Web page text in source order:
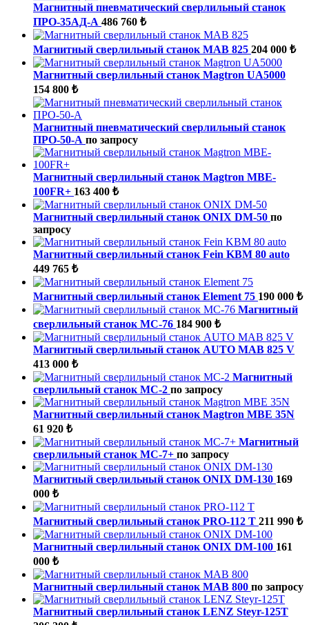
Магнитный пневматический сверлильный станок
ПРО-35АД-А 486 760 ₺
Магнитный сверлильный станок MAB 825 204 000 ₺
Магнитный сверлильный станок Magtron UA5000
154 800 ₺
Магнитный пневматический сверлильный станок
ПРО-50-А по запросу
Магнитный сверлильный станок Magtron МBE-
100FR+ 163 400 ₺
Магнитный сверлильный станок ONIX DM-50 по
запросу
Магнитный сверлильный станок Fein KBM 80 auto
449 765 ₺
Магнитный сверлильный станок Element 75 190 000 ₺
Магнитный
сверлильный станок МС-76 184 900 ₺
Магнитный сверлильный станок AUTO MAB 825 V
413 000 ₺
Магнитный
сверлильный станок МС-2 по запросу
Магнитный сверлильный станок Magtron MBE 35N
61 920 ₺
Магнитный
сверлильный станок МС-7+ по запросу
Магнитный сверлильный станок ONIX DM-130 169
000 ₺
Магнитный сверлильный станок PRO-112 T 211 990 ₺
Магнитный сверлильный станок ONIX DM-100 161
000 ₺
Магнитный сверлильный станок MAB 800 по запросу
Магнитный сверлильный станок LENZ Steyr-125T